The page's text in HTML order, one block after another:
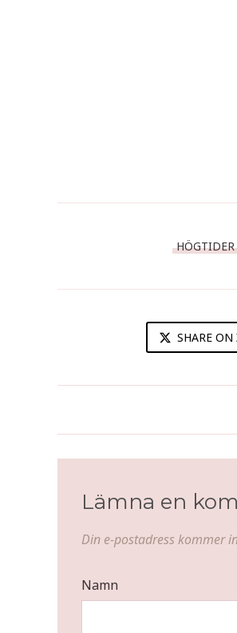
SHARE ON
Lämna en
Din e-postadress kommer
Namn